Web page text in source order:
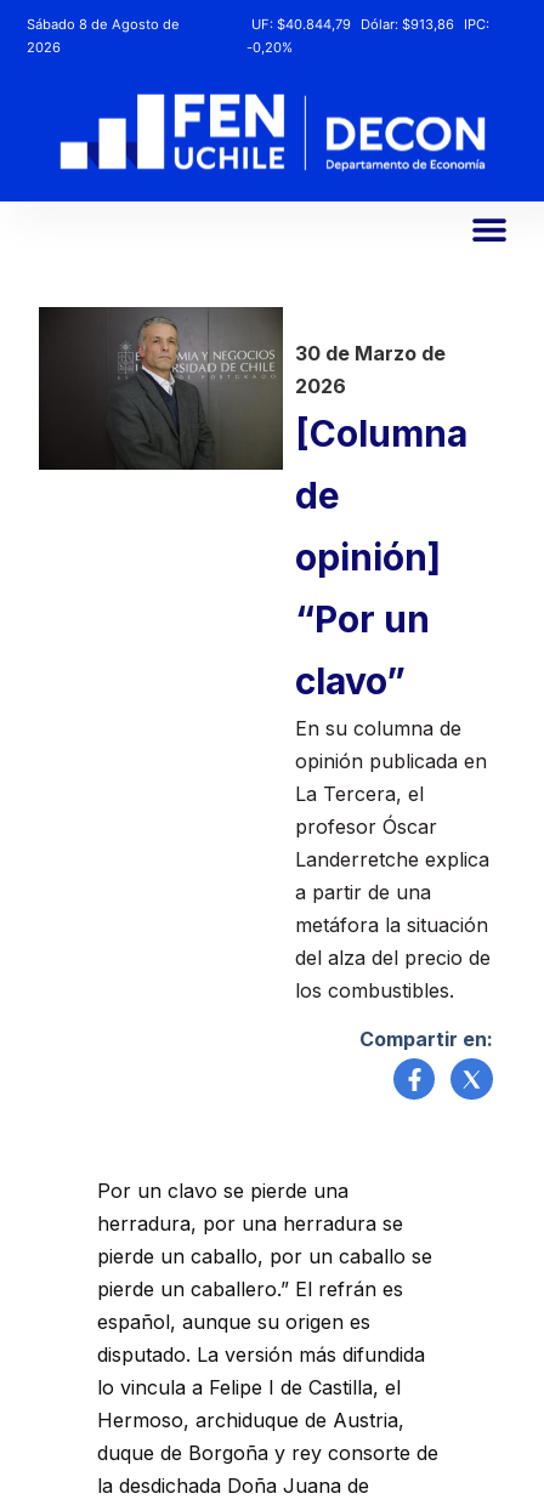
Sábado 8 de Agosto de
2026
UF:$40.844,79 Dólar:$913,86
IPC:
-0,20%
30 de Marzo de
2026
[Columna
de
opinión]
“Por un
clavo”
En su columna de
opinión publicada en
La Tercera, el
profesor Óscar
Landerretche explica
a partir de una
metáfora la situación
del alza del precio de
los combustibles.
Compartir en:
Por un clavo se pierde una
herradura, por una herradura se
pierde un caballo, por un caballo se
pierde un caballero.” El refrán es
español, aunque su origen es
disputado. La versión más difundida
lo vincula a Felipe I de Castilla, el
Hermoso, archiduque de Austria,
duque de Borgoña y rey consorte de
la desdichada Doña Juana de